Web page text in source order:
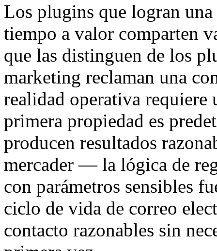
Los plugins que logran
tiempo a valor comparten
que las distinguen de los
marketing reclaman una
realidad operativa requiere
primera propiedad es
producen resultados
mercader — la lógica de
con parámetros sensibles
ciclo de vida de correo
contacto razonables sin